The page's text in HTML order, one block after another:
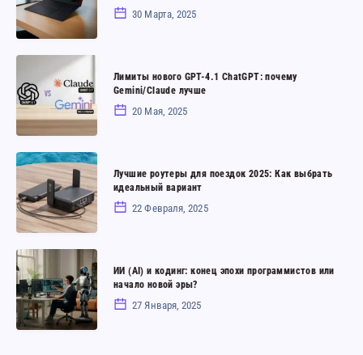
16
(2025)
Стоит
своих
денег?
Обзор
30 Марта, 2025
нового
GPT-
почему
Gemini/Claude
лучше
Лимиты нового GPT-4.1 ChatGPT: почему
Gemini/Claude лучше
20 Мая, 2025
Лучшие
роутеры
для
поездок
Как
выбрать
идеальный
вариант
Лучшие роутеры для поездок 2025: Как выбрать
идеальный вариант
22 Февраля, 2025
ИИ
(AI)
и
кодинг:
ИИ (AI) и кодинг: конец эпохи программистов или
начало новой эры?
27 Января, 2025